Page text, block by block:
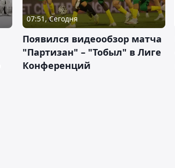
07:51, Сегодня
Появился видеообзор матча
"Партизан" – "Тобыл" в Лиге
Конференций